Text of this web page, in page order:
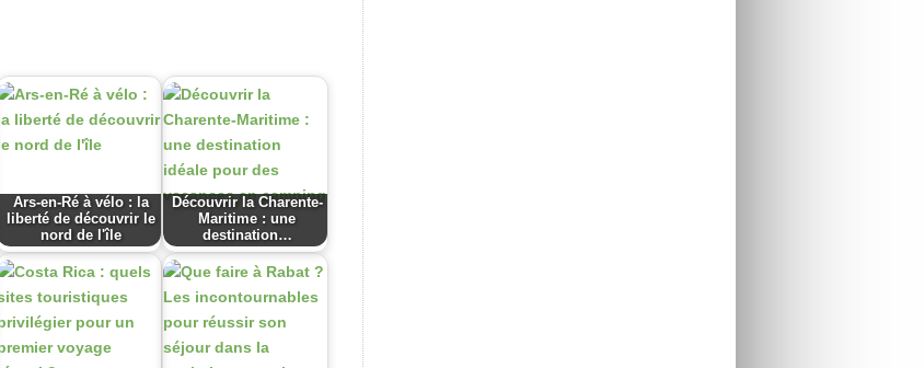
Ars-en-Ré à vélo : la
liberté de découvrir le
nord de l'île
Découvrir la Charente-
Maritime : une
destination…